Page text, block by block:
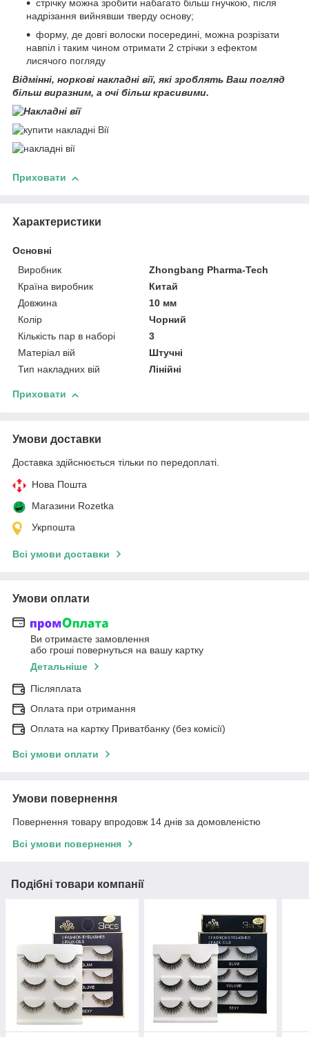
стрічку можна зробити набагато більш гнучкою, після
надрізання вийнявши тверду основу;
форму, де довгі волоски посередині, можна розрізати
навпіл і таким чином отримати 2 стрічки з ефектом
лисячого погляду
Відмінні, норкові накладні вії, які зроблять Ваш погляд
більш виразним, а очі більш красивими.
Приховати
Характеристики
Основні
Виробник
Zhongbang Pharma-Tech
Країна виробник
Китай
Довжина
10 мм
Колір
Чорний
Кількість пар в наборі
3
Матеріал вій
Штучні
Тип накладних вій
Лінійні
Приховати
Умови доставки
Доставка здійснюється тільки по передоплаті.
Нова Пошта
Магазини Rozetka
Укрпошта
Всі умови доставки
Умови оплати
Ви отримаєте замовлення
або гроші повернуться на вашу картку
Детальніше
Післяплата
Оплата при отримання
Оплата на картку Приватбанку (без комісії)
Всі умови оплати
Умови повернення
Повернення товару впродовж 14 днів за домовленістю
Всі умови повернення
Подібні товари компанії